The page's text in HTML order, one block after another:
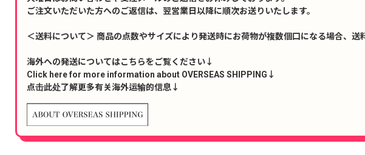
ご注文いただいた方へのご返信は、翌営業日以降に順次お送りいたします。
＜送料について＞ 商品の点数やサイズにより発送時にお荷物が複数個口になる場合、
海外への発送についてはこちらをご覧ください↓
Click here for more information about OVERSEAS SHIPPING↓
点击此处了解更多有关海外运输的信息↓